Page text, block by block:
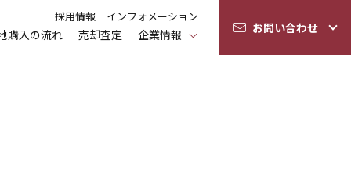
採用情報 インフォメーション
購入の流れ 売却査定 企業情報 お問い合わせ